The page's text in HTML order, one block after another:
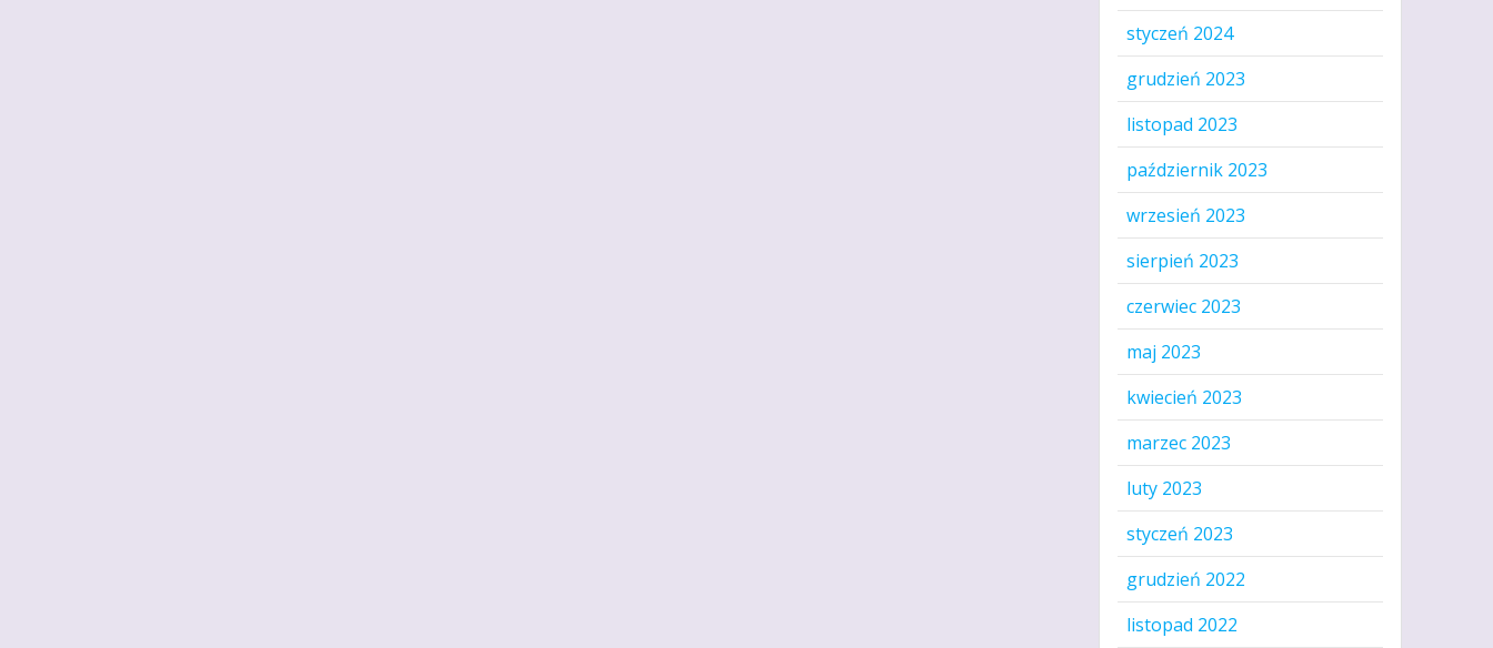
styczeń 2024
grudzień 2023
listopad 2023
październik 2023
wrzesień 2023
sierpień 2023
czerwiec 2023
maj 2023
kwiecień 2023
marzec 2023
luty 2023
styczeń 2023
grudzień 2022
listopad 2022